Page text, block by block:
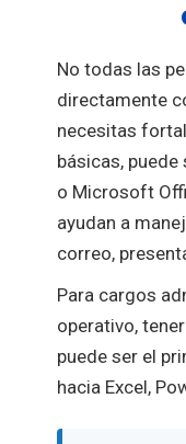
No todas las
directamente
necesitas
básicas,
o Microsoft
ayudan a
correo,
Para cargos
operativo,
puede ser el
hacia Excel,